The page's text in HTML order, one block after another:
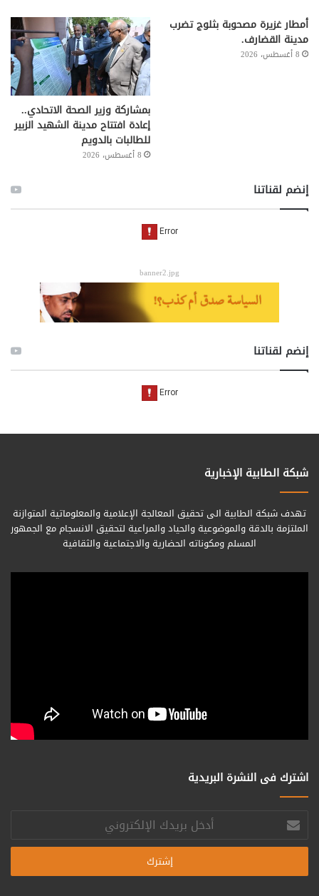
أمطار غزيرة مصحوبة بثلوج تضرب
مدينة القضارف.
8 أغسطس، 2026
بمشاركة وزير الصحة الاتحادي..
إعادة افتتاح مدينة الشهيد الزبير
للطالبات بالدويم
8 أغسطس، 2026
إنضم لقناتنا
banner2.jpg
إنضم لقناتنا
شبكة الطابية الإخبارية
تهدف شبكة الطابية الى تحقيق المعالجة الإعلامية والمعلوماتية المتوازنة
الملتزمة بالدقة والموضوعية والحياد والمراعية لتحقيق الانسجام مع الجمهور
المسلم ومكوناته الحضارية والاجتماعية والثقافية
اشترك فى النشرة البريدية
أدخل
بريدك
الإلكتروني